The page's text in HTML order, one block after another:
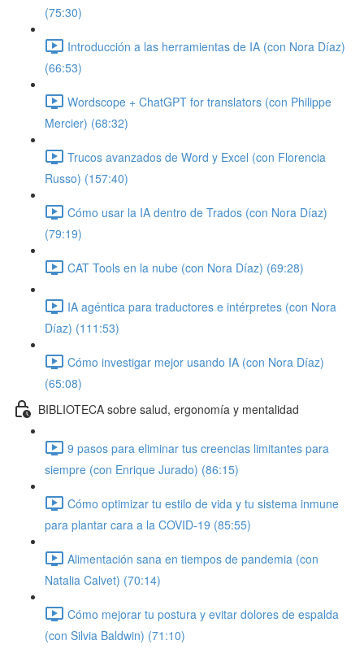
(75:30)
Introducción a las herramientas de IA (con Nora Díaz)
(66:53)
Wordscope + ChatGPT for translators (con Philippe
Mercier) (68:32)
Trucos avanzados de Word y Excel (con Florencia
Russo) (157:40)
Cómo usar la IA dentro de Trados (con Nora Díaz)
(79:19)
CAT Tools en la nube (con Nora Díaz) (69:28)
IA agéntica para traductores e intérpretes (con Nora
Díaz) (111:53)
Cómo investigar mejor usando IA (con Nora Díaz)
(65:08)
BIBLIOTECA sobre salud, ergonomía y mentalidad
9 pasos para eliminar tus creencias limitantes para
siempre (con Enrique Jurado) (86:15)
Cómo optimizar tu estilo de vida y tu sistema inmune
para plantar cara a la COVID-19 (85:55)
Alimentación sana en tiempos de pandemia (con
Natalia Calvet) (70:14)
Cómo mejorar tu postura y evitar dolores de espalda
(con Silvia Baldwin) (71:10)